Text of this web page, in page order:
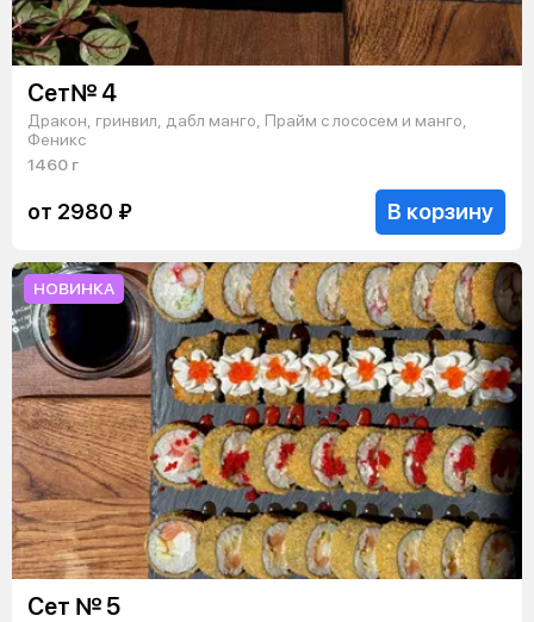
Сет№ 4
Дракон, гринвил, дабл манго, Прайм с лососем и манго,
Феникс
1460 г
от 2980 ₽ В корзину
НОВИНКА
Сет № 5